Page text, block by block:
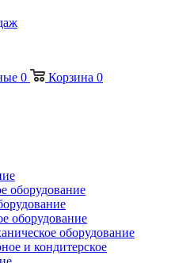
0 Корзина 0
оборудование
оборудование
оборудование
и кондитерское